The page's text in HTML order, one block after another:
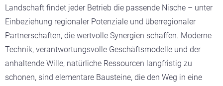
Landschaft findet jeder Betrieb die passende Nische – unter
Einbeziehung regionaler Potenziale und überregionaler
Partnerschaften, die wertvolle Synergien schaffen. Moderne
Technik, verantwortungsvolle Geschäftsmodelle und der
anhaltende Wille, natürliche Ressourcen langfristig zu
schonen, sind elementare Bausteine, die den Weg in eine